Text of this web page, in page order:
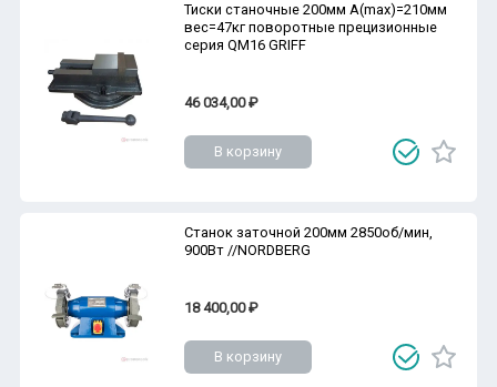
Тиски станочные 200мм A(max)=210мм
вес=47кг поворотные прецизионные
серия QM16 GRIFF
46 034,00 ₽
В корзину
Станок заточной 200мм 2850об/мин,
900Вт //NORDBERG
18 400,00 ₽
В корзину